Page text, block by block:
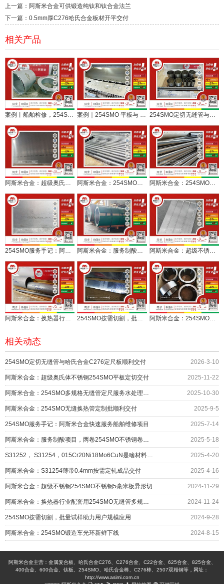
上一篇：阿斯米合金可供锻造纯钛和钛合金法兰
下一篇：0.5mm厚C276哈氏合金板材开平交付
相关产品
案例丨船舶检修，254SMO定制配件直发宁波 案例｜254SMO 平板与 C276 哈氏合金切环，助力船舶维修应急保供 254SMO定切无缝管与哈氏合金C276定尺板顺利交付
阿斯米合金：254SMO无缝换热管定制批顺利交付
254SMO服务手记：阿斯米合金快速服务船舶维修项目 阿斯米合金：服务制酸项目，两卷254SMO不锈钢卷板整售 阿斯米合金：超级不锈钢254SMO不锈钢5毫米板异形切
阿斯米合金：换热器行业配套用254SMO无缝管多规格供应 254SMO按需切割，批量试样助力用户规模应用 阿斯米合金：254SMO锻造车光环新鲜下线
相关动态
254SMO定切无缝管与哈氏合金C276定尺板顺利交付 2026-3-10
阿斯米合金：超级奥氏体不锈钢254SMO平板定切交付 2025-11-22
阿斯米合金：254SMO多规格无缝管定尺服务水处理设备 2025-10-30
阿斯米合金：254SMO无缝换热管定制批顺利交付 2025-9-5
254SMO服务手记：阿斯米合金快速服务船舶维修项目 2025-7-14
阿斯米合金：服务制酸项目，两卷254SMO不锈钢卷板整售 2025-5-18
S31252， S31254，015Cr20Ni18Mo6CuN是啥材料？看GB/T3280标准 2025-4-20
阿斯米合金：S31254薄带0.4mm按需定轧成品交付 2025-4-16
阿斯米合金：超级不锈钢254SMO不锈钢5毫米板异形切 2024-11-29
阿斯米合金：换热器行业配套用254SMO无缝管多规格供应 2024-11-24
254SMO按需切割，批量试样助力用户规模应用 2024-9-28
阿斯米合金：254SMO锻造车光环新鲜下线 2024-8-15
阿斯米合金主营：金属复合板、哈氏合金C276、C276合金、C22合金、625合金、825合金、
400合金、600合金、钛板、254SMO、哈氏合金棒、C276棒、2507双相钢等，网址：
http://www.asimi.com.cn